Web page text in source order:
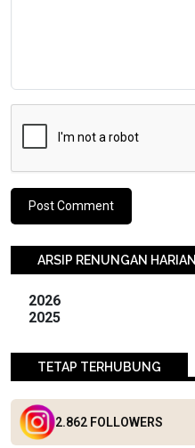
ARSIP RENUNGAN HARIAN
2026
2025
TETAP TERHUBUNG
2.862 FOLLOWERS